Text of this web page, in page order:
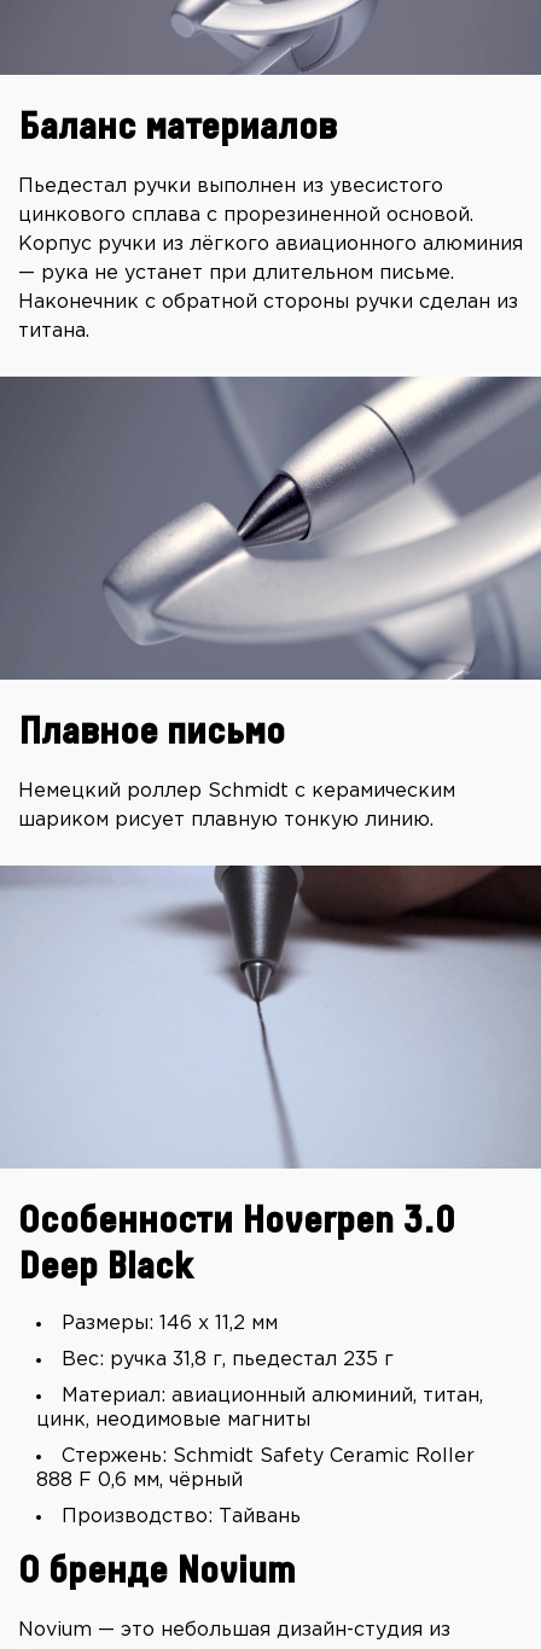
Баланс материалов
Пьедестал ручки выполнен из увесистого
цинкового сплава с прорезиненной основой.
Корпус ручки из лёгкого авиационного алюминия
— рука не устанет при длительном письме.
Наконечник с обратной стороны ручки сделан из
титана.
Плавное письмо
Немецкий роллер Schmidt с керамическим
шариком рисует плавную тонкую линию.
Особенности Hoverpen 3.0
Deep Black
Размеры: 146 x 11,2 мм
Вес: ручка 31,8 г, пьедестал 235 г
Материал: авиационный алюминий, титан,
цинк, неодимовые магниты
Стержень: Schmidt Safety Ceramic Roller
888 F 0,6 мм, чёрный
Производство: Тайвань
О бренде Novium
Novium — это небольшая дизайн-студия из